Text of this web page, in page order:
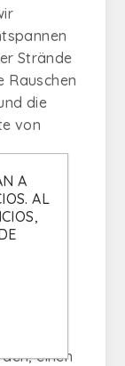
Strände
Rauschen
die
von
wir
des
und
einen
A
AL